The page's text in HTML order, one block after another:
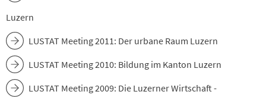
Luzern
LUSTAT Meeting 2011: Der urbane Raum Luzern
LUSTAT Meeting 2010: Bildung im Kanton Luzern
LUSTAT Meeting 2009: Die Luzerner Wirtschaft -